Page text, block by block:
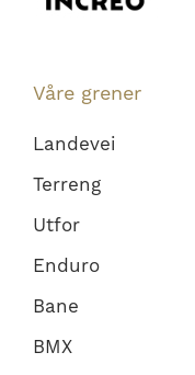
Våre grener
Landevei
Terreng
Utfor
Enduro
Bane
BMX